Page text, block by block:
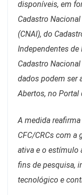
disponíveis, em
Cadastro
(CNAI), do
Independentes de
Cadastro
dados podem ser
Abertos, no Portal
A medida
CFC/CRCs com a
ativa e o estímulo
fins de pesquisa,
tecnológico e